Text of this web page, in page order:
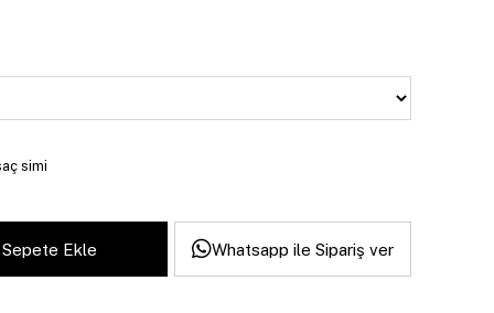
simi
Whatsapp ile Sipariş ver